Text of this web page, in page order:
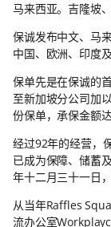
马来西亚。吉隆坡
保诚发布中文、马
中国、欧洲、印度
保单先是在保诚的
至新加坡分公司加
份保单，承保金额
经过92年的经营，
已成为保障、储蓄
年十二月三十一日
从当年Raffles
流办公室